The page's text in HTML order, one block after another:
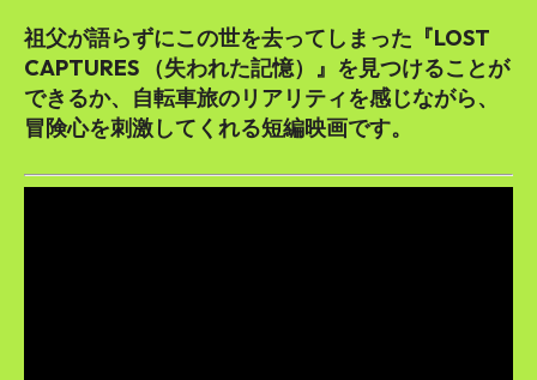
祖父が語らずにこの世を去ってしまった『LOST
CAPTURES （失われた記憶）』を見つけることが
できるか、自転車旅のリアリティを感じながら、
冒険心を刺激してくれる短編映画です。